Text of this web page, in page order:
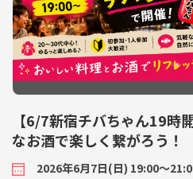
【6/7新宿チバちゃん19時
なお酒で楽しく繋がろう！
2026年6月7日(日) 19:00〜